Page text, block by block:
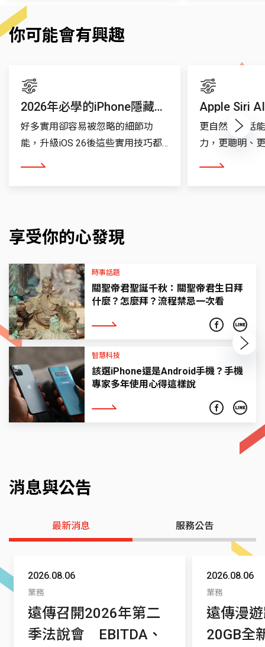
你可能會有興趣
2026年必學的iPhone隱藏功能
好多實用卻容易被忽略的細節功
能，升級iOS 26後這些實用技巧都
看更多
Apple Siri
更自然的對話
力，更聰明、
看更多
Next
享受你的心發現
時事話題
關聖帝君聖誕千秋：關聖帝君生日拜
什麼？怎麼拜？流程禁忌一次看
看更多
智慧科技
該選iPhone還是Android手機？手機
專家多年使用心得這樣說
看更多
Next
消息與公告
最新消息 服務公告
2026.08.06
業務
遠傳召開2026年第二
季法說會 EBITDA、
2026.08.06
業務
遠傳漫
20GB全新登